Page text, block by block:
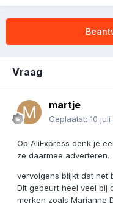
Vraag
martje
Geplaatst: 10
Op AliExpress denk je
ze daarmee adverteren.
vervolgens blijkt dat net
Dit gebeurt heel veel bij
merken zoals Marianne